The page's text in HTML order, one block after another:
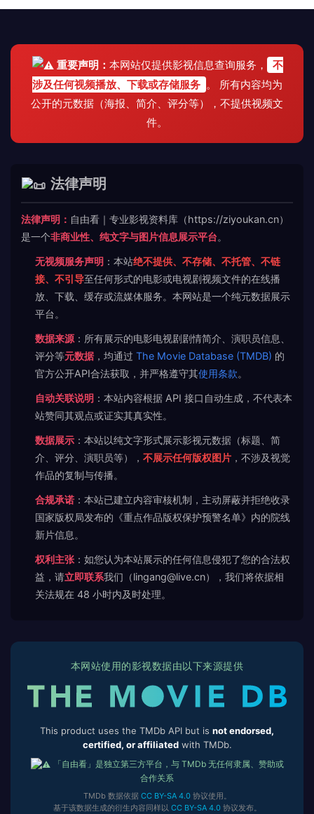
重要声明： 本网站仅提供影视信息查询服务，
不
涉及任何视频播放、下载或存储服务 。 所有内容均为
公开的元数据（海报、简介、评分等），不提供视频文
件。
法律声明
法律声明： 自由看｜专业影视资料库（https://ziyoukan.cn）
是一个非商业性、纯文字与图片信息展示平台。
无视频服务声明 ：本站绝不提供、不存储、不托管、不链
接、不引导至任何形式的电影或电视剧视频文件的在线播
放、下载、缓存或流媒体服务。本网站是一个纯元数据展示
平台。
数据来源 ：所有展示的电影电视剧剧情简介、演职员信息、
评分等元数据，均通过 The Movie Database (TMDB) 的
官方公开API合法获取，并严格遵守其使用条款。
自动关联说明 ：本站内容根据 API 接口自动生成，不代表本
站赞同其观点或证实其真实性。
数据展示 ：本站以纯文字形式展示影视元数据（标题、简
介、评分、演职员等）， 不展示任何版权图片 ，不涉及视觉
作品的复制与传播。
合规承诺 ：本站已建立内容审核机制，主动屏蔽并拒绝收录
国家版权局发布的《重点作品版权保护预警名单》内的院线
新片信息。
权利主张 ：如您认为本站展示的任何信息侵犯了您的合法权
益，请立即联系我们（lingang@live.cn），我们将依据相
关法规在 48 小时内及时处理。
本网站使用的影视数据由以下来源提供
This product uses the TMDb API but is not endorsed,
certified, or affiliatedwith TMDb.
「自由看」是独立第三方平台，与 TMDb 无任何隶属、赞助或
合作关系
TMDb 数据依据 CC BY-SA 4.0协议使用。
基于该数据生成的衍生内容同样以 CC BY-SA 4.0协议发布。